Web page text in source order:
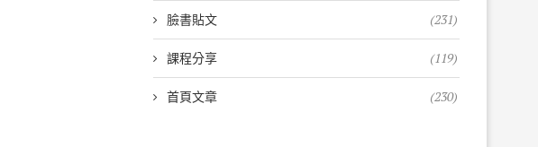
臉書貼文 (231)
課程分享 (119)
首頁文章 (230)